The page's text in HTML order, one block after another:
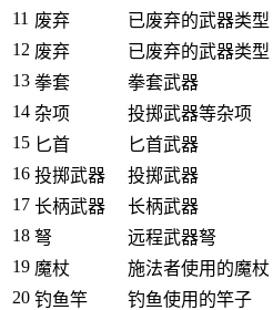
11 废弃 已废弃的武器类型
12 废弃 已废弃的武器类型
13 拳套 拳套武器
14 杂项 投掷武器等杂项
15 匕首 匕首武器
16 投掷武器 投掷武器
17 长柄武器 长柄武器
18 弩 远程武器弩
19 魔杖 施法者使用的魔杖
20 钓鱼竿 钓鱼使用的竿子